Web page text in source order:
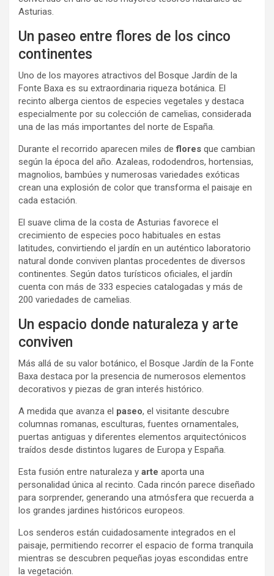
Asturias.
Un paseo entre flores de los cinco
continentes
Uno de los mayores atractivos del Bosque Jardín de la
Fonte Baxa es su extraordinaria riqueza botánica. El
recinto alberga cientos de especies vegetales y destaca
especialmente por su colección de camelias, considerada
una de las más importantes del norte de España.
Durante el recorrido aparecen miles deflores que cambian
según la época del año. Azaleas, rododendros, hortensias,
magnolios, bambúes y numerosas variedades exóticas
crean una explosión de color que transforma el paisaje en
cada estación.
El suave clima de la costa de Asturias favorece el
crecimiento de especies poco habituales en estas
latitudes, convirtiendo el jardín en un auténtico laboratorio
natural donde conviven plantas procedentes de diversos
continentes. Según datos turísticos oficiales, el jardín
cuenta con más de 333 especies catalogadas y más de
200 variedades de camelias.
Un espacio donde naturaleza y arte
conviven
Más allá de su valor botánico, el Bosque Jardín de la Fonte
Baxa destaca por la presencia de numerosos elementos
decorativos y piezas de gran interés histórico.
A medida que avanza el paseo, el visitante descubre
columnas romanas, esculturas, fuentes ornamentales,
puertas antiguas y diferentes elementos arquitectónicos
traídos desde distintos lugares de Europa y España.
Esta fusión entre naturaleza y arte aporta una
personalidad única al recinto. Cada rincón parece diseñado
para sorprender, generando una atmósfera que recuerda a
los grandes jardines históricos europeos.
Los senderos están cuidadosamente integrados en el
paisaje, permitiendo recorrer el espacio de forma tranquila
mientras se descubren pequeñas joyas escondidas entre
la vegetación.